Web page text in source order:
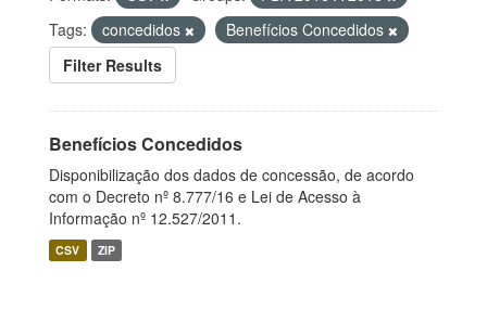
Tags:
concedidos
Benefícios Concedidos
Filter Results
Benefícios Concedidos
Disponibilização dos dados de concessão, de acordo
com o Decreto nº 8.777/16 e Lei de Acesso à
Informação nº 12.527/2011.
CSV ZIP